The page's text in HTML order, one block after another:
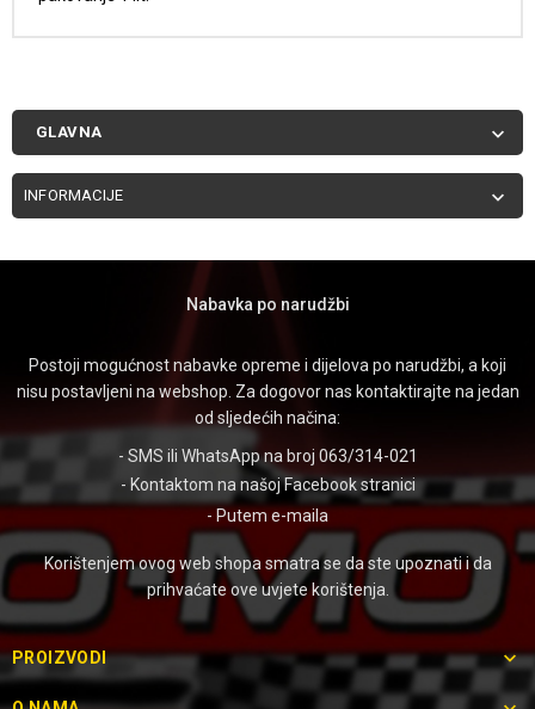
GLAVNA 
INFORMACIJE 
Nabavka po narudžbi
Postoji mogućnost nabavke opreme i dijelova po narudžbi, a koji
nisu postavljeni na webshop. Za dogovor nas kontaktirajte na jedan
od sljedećih načina:
- SMS ili WhatsApp na broj 063/314-021
- Kontaktom na našojFacebook stranici
- Putem e-maila
Korištenjem ovog web shopa smatra se da ste upoznati i da
prihvaćate ove uvjete korištenja.
PROIZVODI 